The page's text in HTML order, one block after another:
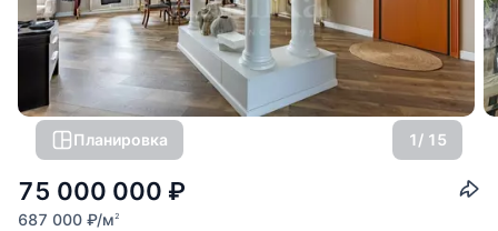
Планировка 1/ 15
75 000 000 ₽
687 000 ₽/м2